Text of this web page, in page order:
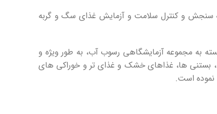
به سنجش و کنترل سلامت و آزمایش غذای سگ و گربه
به مجموعه آزمایشگاهی رسوب آب، به طور ویژه و
بستنی ها، غذاهای خشک و غذای تر و خوراکی های
نموده است.